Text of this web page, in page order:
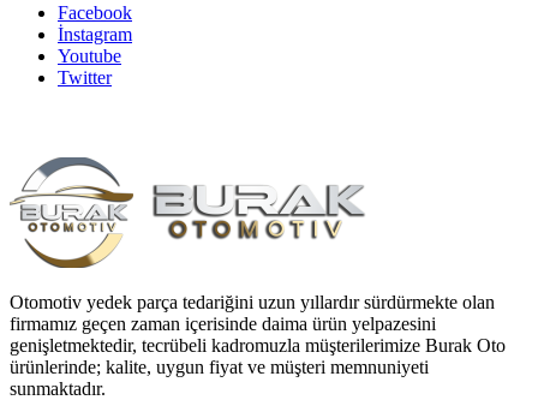
Facebook
İnstagram
Youtube
Twitter
Otomotiv yedek parça tedariğini uzun yıllardır sürdürmekte olan
firmamız geçen zaman içerisinde daima ürün yelpazesini
genişletmektedir, tecrübeli kadromuzla müşterilerimize Burak Oto
ürünlerinde; kalite, uygun fiyat ve müşteri memnuniyeti
sunmaktadır.